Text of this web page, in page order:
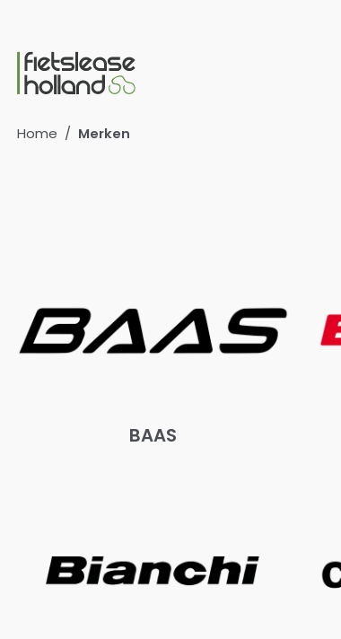
Home / Merken
BAAS